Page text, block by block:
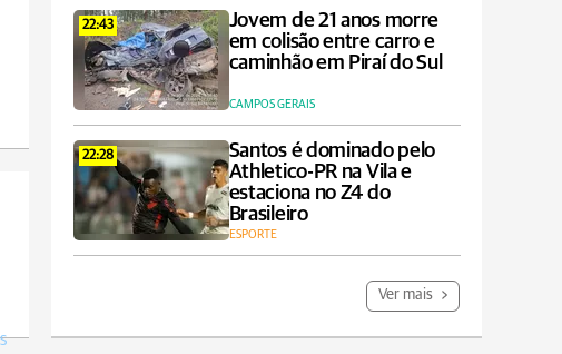
22:43
Jovem de 21 anos morre
em colisão entre carro e
caminhão em Piraí do Sul
CAMPOS GERAIS
22:28
Santos é dominado pelo
Athletico-PR na Vila e
estaciona no Z4 do
Brasileiro
ESPORTE
Ver mais